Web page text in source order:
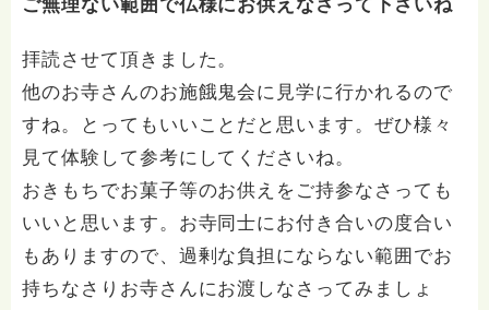
受け付けておりません。また夜中や早朝の電話もご遠慮
ください。 法務を優先させてください。
ご無理ない範囲で仏様にお供えなさって下さいね
拝読させて頂きました。
他のお寺さんのお施餓鬼会に見学に行かれるので
すね。とってもいいことだと思います。ぜひ様々
見て体験して参考にしてくださいね。
おきもちでお菓子等のお供えをご持参なさっても
いいと思います。お寺同士にお付き合いの度合い
もありますので、過剰な負担にならない範囲でお
持ちなさりお寺さんにお渡しなさってみましょ